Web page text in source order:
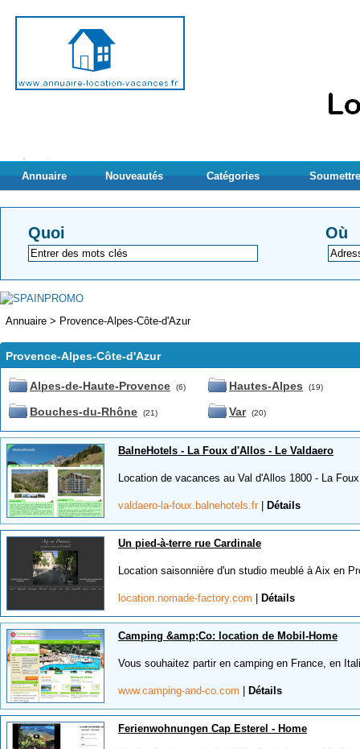
Annuaire Nouveautés Catégories
Quoi Où
Annuaire > Provence-Alpes-Côte-d'Azur
Provence-Alpes-Côte-d'Azur
Alpes-de-Haute-Provence (6)
Bouches-du-Rhône (21)
Hautes-Alpes (19)
Var (20)
BalneHotels - La Foux d'Allos - Le Valdaero
Location de vacances au Val d'Allos 1800 - La
valdaero-la-foux.balnehotels.fr Détails
Un pied-à-terre rue Cardinale
Location saisonnière d'un studio meublé à Aix en
location.nomade-factory.com Détails
Camping &amp;Co: location de Mobil-Home
Vous souhaitez partir en camping en France, en
www.camping-and-co.com Détails
Ferienwohnungen Cap Esterel - Home